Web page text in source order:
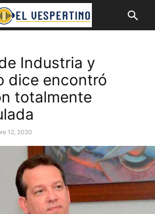
Industria y
dice encontró
totalmente
12, 2020